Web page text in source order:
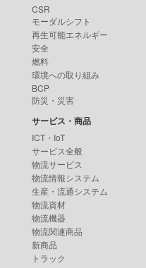
CSR
モーダルシフト
再生可能エネルギー
安全
燃料
環境への取り組み
BCP
防災・災害
サービス・商品
ICT・IoT
サービス全般
物流サービス
物流情報システム
生産・流通システム
物流資材
物流機器
物流関連商品
新商品
トラック